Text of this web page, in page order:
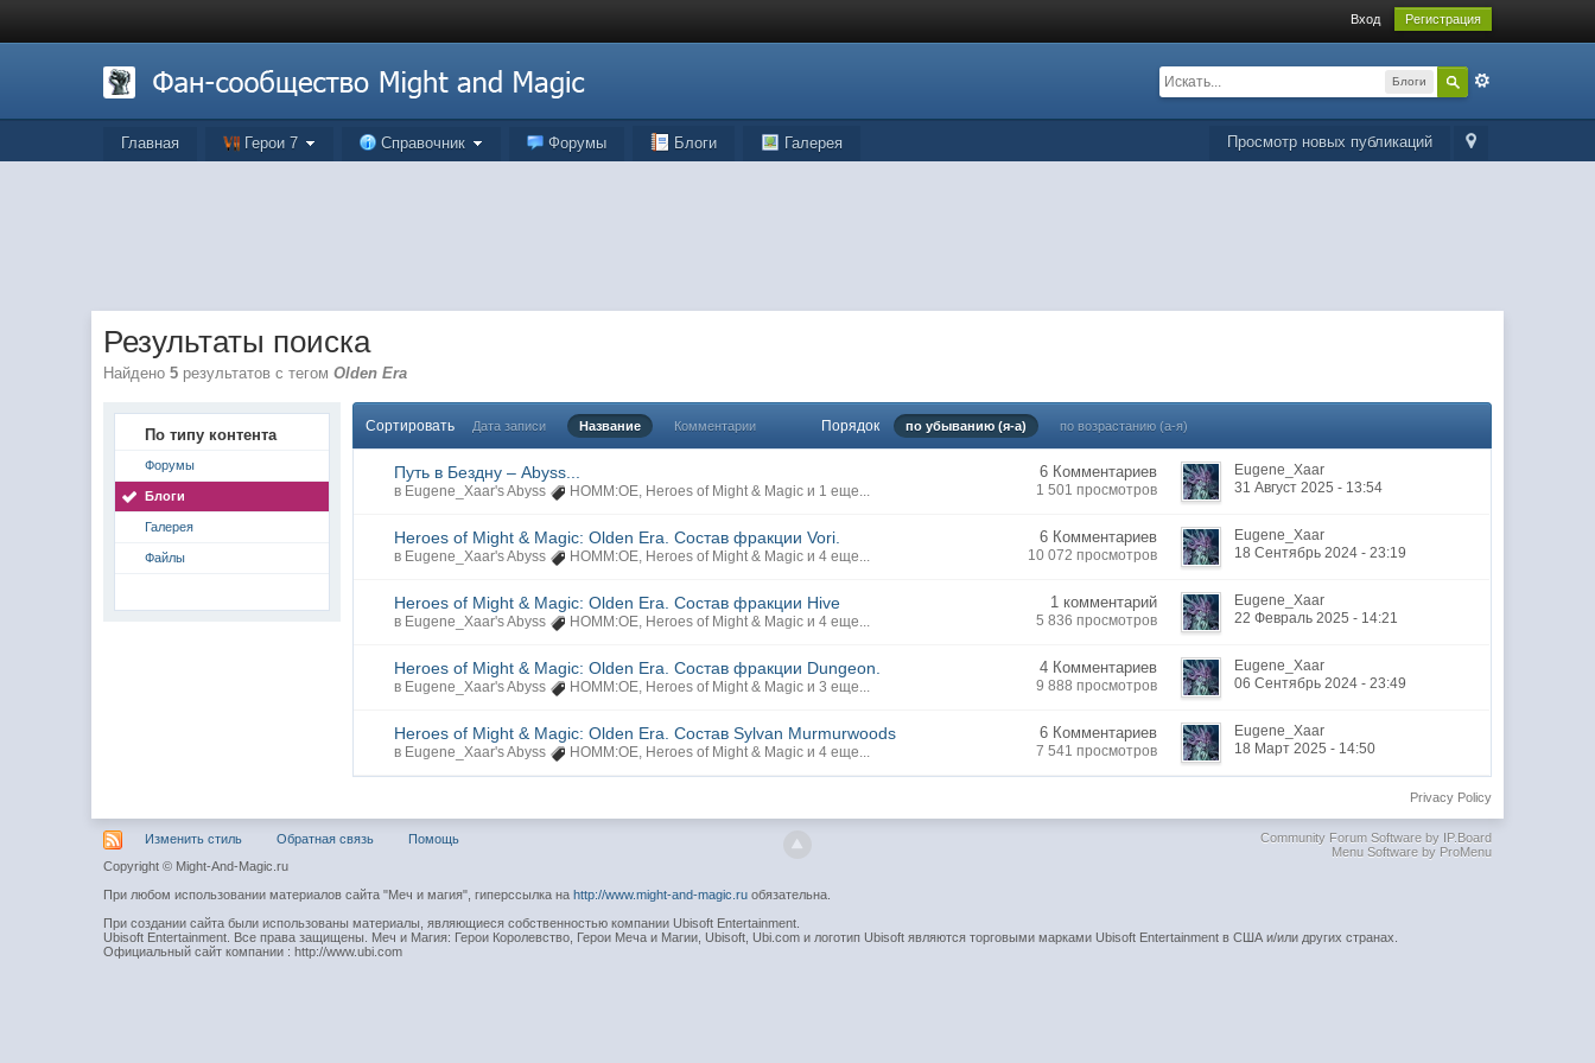
Вход Регистрация
Блоги
Просмотр новых публикаций
Главная Герои 7 Справочник Форумы Блоги Галерея
Результаты поиска
Найдено5 результатов с тегомOlden Era
По типу контента
Форумы
Блоги
Галерея
Файлы
Сортировать Дата записи Название Комментарии Порядок по убыванию (я-а) по возрастанию (а-я)
Путь в Бездну – Abyss...
в Eugene_Xaar's Abyss HOMM:OE, Heroes of Might & Magic и 1 еще...
6 Комментариев
1 501 просмотров
Eugene_Xaar
31 Август 2025 - 13:54
Heroes of Might & Magic: Olden Era. Состав фракции Vori.
в Eugene_Xaar's Abyss HOMM:OE, Heroes of Might & Magic и 4 еще...
6 Комментариев
10 072 просмотров
Eugene_Xaar
18 Сентябрь 2024 - 23:19
Heroes of Might & Magic: Olden Era. Состав фракции Hive
в Eugene_Xaar's Abyss HOMM:OE, Heroes of Might & Magic и 4 еще...
1 комментарий
5 836 просмотров
Eugene_Xaar
22 Февраль 2025 - 14:21
Heroes of Might & Magic: Olden Era. Состав фракции Dungeon.
в Eugene_Xaar's Abyss HOMM:OE, Heroes of Might & Magic и 3 еще...
4 Комментариев
9 888 просмотров
Eugene_Xaar
06 Сентябрь 2024 - 23:49
Heroes of Might & Magic: Olden Era. Состав Sylvan Murmurwoods
в Eugene_Xaar's Abyss HOMM:OE, Heroes of Might & Magic и 4 еще...
6 Комментариев
7 541 просмотров
Eugene_Xaar
18 Март 2025 - 14:50
Privacy Policy
Изменить стиль Обратная связь Помощь
Community Forum Software by IP.Board
Menu Software by ProMenu
Copyright © Might-And-Magic.ru
При любом использовании материалов сайта "Меч и магия", гиперссылка наhttp://www.might-and-magic.ru обязательна.
При создании сайта были использованы материалы, являющиеся собственностью компании Ubisoft Entertainment.
Ubisoft Entertainment. Все права защищены. Меч и Магия: Герои Королевство, Герои Меча и Магии, Ubisoft, Ubi.com и логотип Ubisoft являются торговыми марками Ubisoft Entertainment в США и/или других странах.
Официальный сайт компании : http://www.ubi.com